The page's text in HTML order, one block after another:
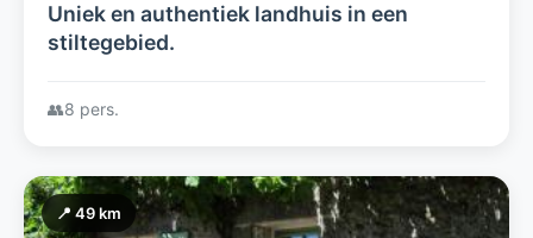
Uniek en authentiek landhuis in een
stiltegebied.
👥8 pers.
📍 49 km